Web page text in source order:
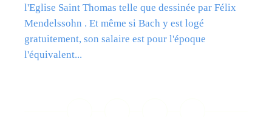
l'Eglise Saint Thomas telle que dessinée par Félix
Mendelssohn . Et même si Bach y est logé
gratuitement, son salaire est pour l'époque
l'équivalent...